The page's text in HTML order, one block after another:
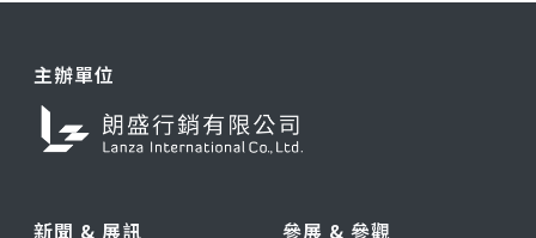
主辦單位
新聞 & 展訊
參展 & 參觀